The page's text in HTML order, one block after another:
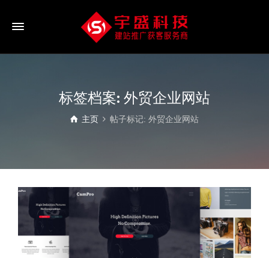
标签档案: 外贸企业网站
主页 帖子标记: 外贸企业网站